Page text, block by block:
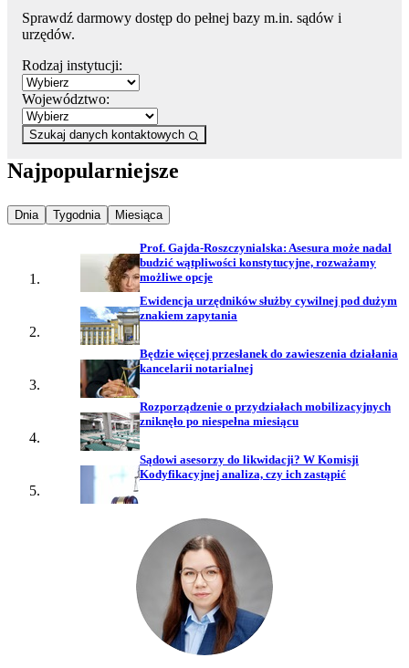
Sprawdź darmowy dostęp do pełnej bazy m.in. sądów i
urzędów.
Rodzaj instytucji:
Województwo:
Szukaj danych kontaktowych
Najpopularniejsze
Najpopularniejsze wiadomości z
Dnia Najpopularniejsze wiadomości z
Tygodnia Najpopularniejsze wiadomości z
Miesiąca
Prof. Gajda-Roszczynialska: Asesura może nadal
budzić wątpliwości konstytucyjne, rozważamy
możliwe opcje
Ewidencja urzędników służby cywilnej pod dużym
znakiem zapytania
Będzie więcej przesłanek do zawieszenia działania
kancelarii notarialnej
Rozporządzenie o przydziałach mobilizacyjnych
zniknęło po niespełna miesiącu
Sądowi asesorzy do likwidacji? W Komisji
Kodyfikacyjnej analiza, czy ich zastąpić